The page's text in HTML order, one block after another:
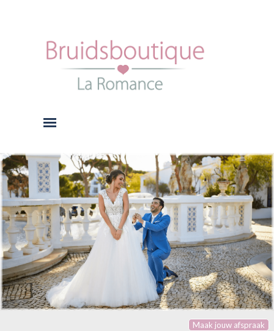
Menu overslaan
Maak jouw afspraak